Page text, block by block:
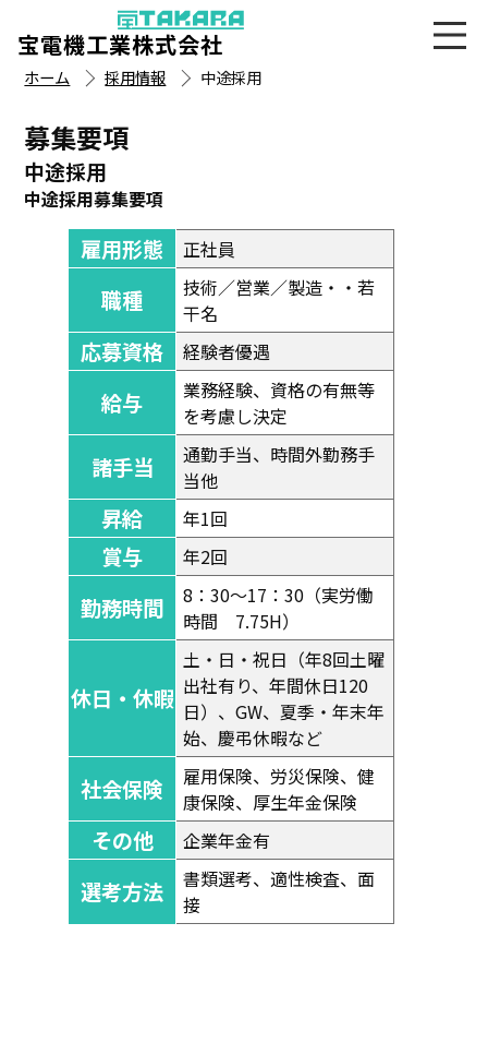
宝電機工業株式会社
ホーム 採用情報 中途採用
募集要項
中途採用
中途採用募集要項
雇用形態 正社員
職種
技術／営業／製造・・若
干名
応募資格 経験者優遇
給与
業務経験、資格の有無等
を考慮し決定
諸手当
通勤手当、時間外勤務手
当他
昇給 年1回
賞与 年2回
勤務時間
8：30～17：30（実労働
時間 7.75H）
休日・休暇
土・日・祝日（年8回土曜
出社有り、年間休日120
日）、GW、夏季・年末年
始、慶弔休暇など
社会保険
雇用保険、労災保険、健
康保険、厚生年金保険
その他 企業年金有
選考方法
書類選考、適性検査、面
接